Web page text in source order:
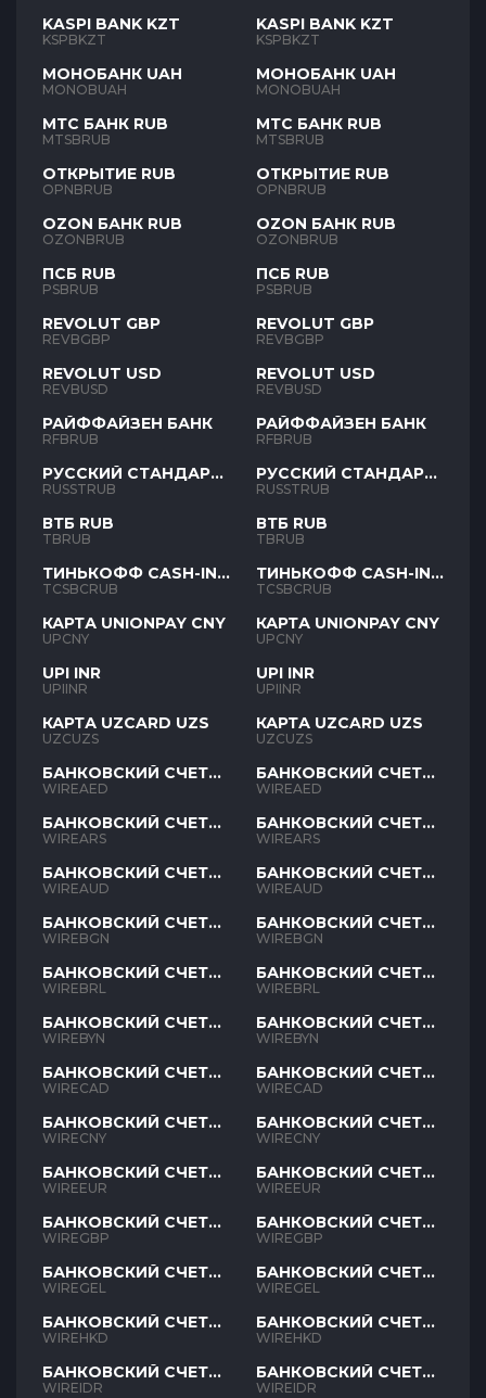
KASPI BANK KZT
KSPBKZT
МОНОБАНК UAH
MONOBUAH
МТС БАНК RUB
MTSBRUB
ОТКРЫТИЕ RUB
OPNBRUB
OZON БАНК RUB
OZONBRUB
ПСБ RUB
PSBRUB
REVOLUT GBP
REVBGBP
REVOLUT USD
REVBUSD
РАЙФФАЙЗЕН БАНК
RFBRUB
РУССКИЙ СТАНДАРТ
RUB
RUSSTRUB
ВТБ RUB
TBRUB
ТИНЬКОФФ CASH-IN
RUB
TCSBCRUB
КАРТА UNIONPAY CNY
UPCNY
UPI INR
UPIINR
КАРТА UZCARD UZS
UZCUZS
БАНКОВСКИЙ СЧЕТ
AED
WIREAED
БАНКОВСКИЙ СЧЕТ
ARS
WIREARS
БАНКОВСКИЙ СЧЕТ
AUD
WIREAUD
БАНКОВСКИЙ СЧЕТ
BGN
WIREBGN
БАНКОВСКИЙ СЧЕТ
BRL
WIREBRL
БАНКОВСКИЙ СЧЕТ
BYN
WIREBYN
БАНКОВСКИЙ СЧЕТ
CAD
WIRECAD
БАНКОВСКИЙ СЧЕТ
CNY
WIRECNY
БАНКОВСКИЙ СЧЕТ
EUR
WIREEUR
БАНКОВСКИЙ СЧЕТ
GBP
WIREGBP
БАНКОВСКИЙ СЧЕТ
GEL
WIREGEL
БАНКОВСКИЙ СЧЕТ
HKD
WIREHKD
БАНКОВСКИЙ СЧЕТ
IDR
WIREIDR
KASPI BANK KZT
KSPBKZT
МОНОБАНК UAH
MONOBUAH
МТС БАНК RUB
MTSBRUB
ОТКРЫТИЕ RUB
OPNBRUB
OZON БАНК RUB
OZONBRUB
ПСБ RUB
PSBRUB
REVOLUT GBP
REVBGBP
REVOLUT USD
REVBUSD
РАЙФФАЙЗЕН БАНК
RFBRUB
РУССКИЙ СТАНДАРТ
RUB
RUSSTRUB
ВТБ RUB
TBRUB
ТИНЬКОФФ CASH-IN
RUB
TCSBCRUB
КАРТА UNIONPAY CNY
UPCNY
UPI INR
UPIINR
КАРТА UZCARD UZS
UZCUZS
БАНКОВСКИЙ СЧЕТ
AED
WIREAED
БАНКОВСКИЙ СЧЕТ
ARS
WIREARS
БАНКОВСКИЙ СЧЕТ
AUD
WIREAUD
БАНКОВСКИЙ СЧЕТ
BGN
WIREBGN
БАНКОВСКИЙ СЧЕТ
BRL
WIREBRL
БАНКОВСКИЙ СЧЕТ
BYN
WIREBYN
БАНКОВСКИЙ СЧЕТ
CAD
WIRECAD
БАНКОВСКИЙ СЧЕТ
CNY
WIRECNY
БАНКОВСКИЙ СЧЕТ
EUR
WIREEUR
БАНКОВСКИЙ СЧЕТ
GBP
WIREGBP
БАНКОВСКИЙ СЧЕТ
GEL
WIREGEL
БАНКОВСКИЙ СЧЕТ
HKD
WIREHKD
БАНКОВСКИЙ СЧЕТ
IDR
WIREIDR